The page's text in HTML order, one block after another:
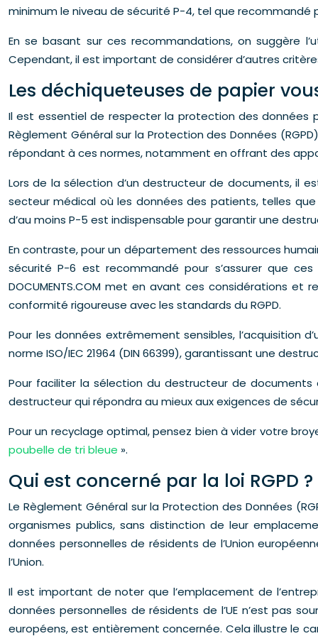
minimum le niveau de sécurité P-4, tel que recommandé
En se basant sur ces recommandations, on suggère
Cependant, il est important de considérer d’autres
Les déchiqueteuses de papier
Il est essentiel de respecter la protection des données
Règlement Général sur la Protection des Données
répondant à ces normes, notamment en offrant des
Lors de la sélection d’un destructeur de documents, il
secteur médical où les données des patients, telles
d’au moins P-5 est indispensable pour garantir une
En contraste, pour un département des ressources
sécurité P-6 est recommandé pour s’assurer que
DOCUMENTS.COM met en avant ces considérations
conformité rigoureuse avec les standards du RGPD.
Pour les données extrêmement sensibles, l’acquisition
norme ISO/IEC 21964 (DIN 66399), garantissant une
Pour faciliter la sélection du destructeur de
destructeur qui répondra au mieux aux exigences de
Pour un recyclage optimal, pensez bien à vider votre
poubelle de tri bleue ».
Qui est concerné par la loi RGPD ?
Le Règlement Général sur la Protection des Données
organismes publics, sans distinction de leur
données personnelles de résidents de l’Union
l’Union.
Il est important de noter que l’emplacement de
données personnelles de résidents de l’UE n’est pas
européens, est entièrement concernée. Cela illustre le